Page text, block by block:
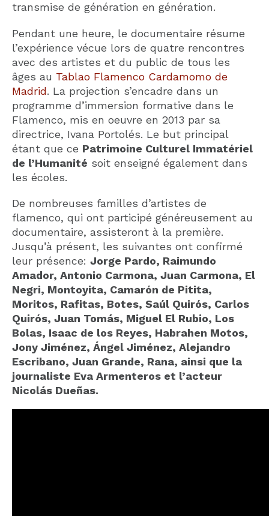
transmise de génération en génération.
Pendant une heure, le documentaire résume
l’expérience vécue lors de quatre rencontres
avec des artistes et du public de tous les
âges au Tablao Flamenco Cardamomo de
Madrid. La projection s’encadre dans un
programme d’immersion formative dans le
Flamenco, mis en oeuvre en 2013 par sa
directrice, Ivana Portolés. Le but principal
étant que ce Patrimoine Culturel Immatériel
de l’Humanité soit enseigné également dans
les écoles.
De nombreuses familles d’artistes de
flamenco, qui ont participé généreusement au
documentaire, assisteront à la première.
Jusqu’à présent, les suivantes ont confirmé
leur présence: Jorge Pardo, Raimundo
Amador, Antonio Carmona, Juan Carmona, El
Negri, Montoyita, Camarón de Pitita,
Moritos, Rafitas, Botes, Saúl Quirós, Carlos
Quirós, Juan Tomás, Miguel El Rubio, Los
Bolas, Isaac de los Reyes, Habrahen Motos,
Jony Jiménez, Ángel Jiménez, Alejandro
Escribano, Juan Grande, Rana, ainsi que la
journaliste Eva Armenteros et l’acteur
Nicolás Dueñas.